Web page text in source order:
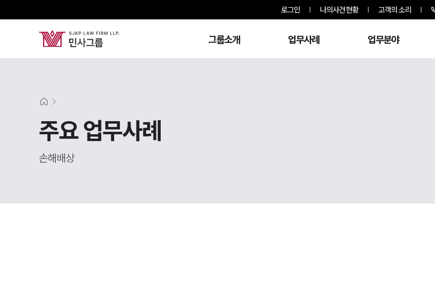
로그인 나의사건현황 고객의 소리
그룹소개 업무사례 업무분야
주요 업무사례
손해배상